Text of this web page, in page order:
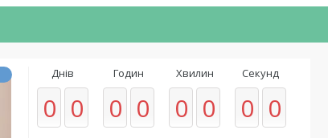
Днів
0 0
Годин
0 0
Хвилин
0 0
Секунд
0 0